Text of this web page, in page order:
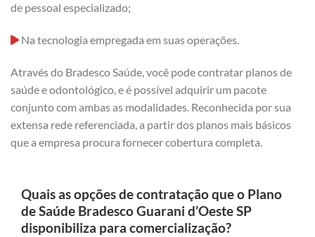
de pessoal especializado;
Na tecnologia empregada em suas operações.
Através do Bradesco Saúde, você pode contratar planos de
saúde e odontológico, e é possível adquirir um pacote
conjunto com ambas as modalidades. Reconhecida por sua
extensa rede referenciada, a partir dos planos mais básicos
que a empresa procura fornecer cobertura completa.
Quais as opções de contratação que o Plano
de Saúde Bradesco Guarani d’Oeste SP
disponibiliza para comercialização?